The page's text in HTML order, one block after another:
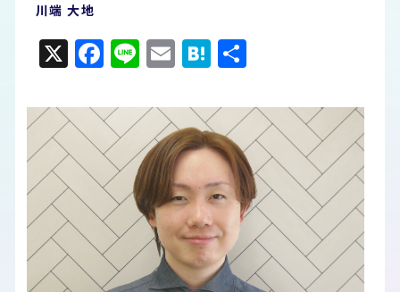
川端 大地
X Facebook
LineEmailHatena